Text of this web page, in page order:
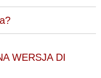
WERSJA DI